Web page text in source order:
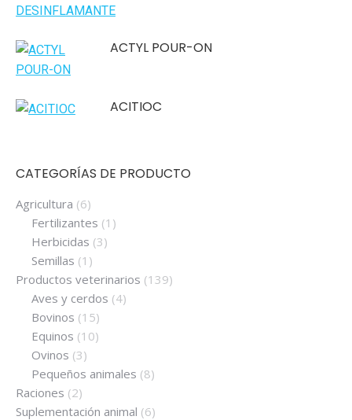
ACTYL POUR-ON
ACITIOC
CATEGORÍAS DE PRODUCTO
Agricultura (6)
Fertilizantes (1)
Herbicidas (3)
Semillas (1)
Productos veterinarios (139)
Aves y cerdos (4)
Bovinos (15)
Equinos (10)
Ovinos (3)
Pequeños animales (8)
Raciones (2)
Suplementación animal (6)